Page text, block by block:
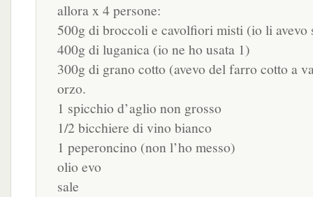
allora x 4 persone:
500g di broccoli e cavolfiori misti (io li avevo
400g di luganica (io ne ho usata 1)
300g di grano cotto (avevo del farro cotto a
orzo.
1 spicchio d’aglio non grosso
1/2 bicchiere di vino bianco
1 peperoncino (non l’ho messo)
olio evo
sale